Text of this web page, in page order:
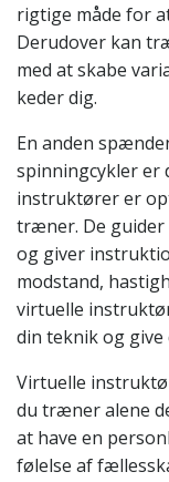
rigtige måde for
Derudover kan
med at skabe
keder dig.
En anden
spinningcykler er
instruktører er
træner. De
og giver
modstand,
virtuelle
din teknik og
Virtuelle
du træner alene
at have en
følelse af